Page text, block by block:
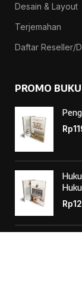
Desain & Layout
Terjemahan
Daftar Reseller/
PROMO
Rp
Rp